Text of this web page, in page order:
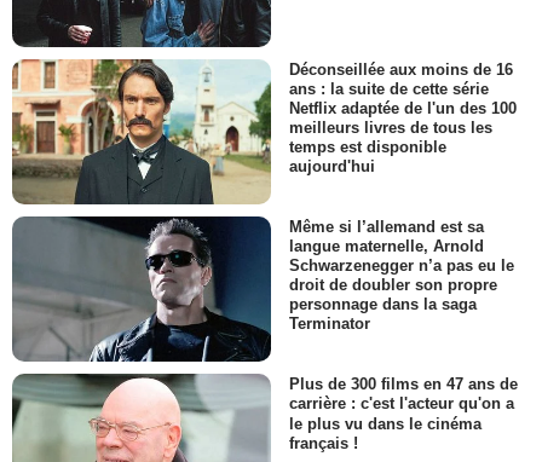
Déconseillée aux moins de 16
ans : la suite de cette série
Netflix adaptée de l'un des 100
meilleurs livres de tous les
temps est disponible
aujourd'hui
Même si l’allemand est sa
langue maternelle, Arnold
Schwarzenegger n’a pas eu le
droit de doubler son propre
personnage dans la saga
Terminator
Plus de 300 films en 47 ans de
carrière : c'est l'acteur qu'on a
le plus vu dans le cinéma
français !